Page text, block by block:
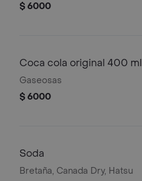
$ 6000
Coca cola original 400 ml
Gaseosas
$ 6000
Soda
Bretaña, Canada Dry, Hatsu